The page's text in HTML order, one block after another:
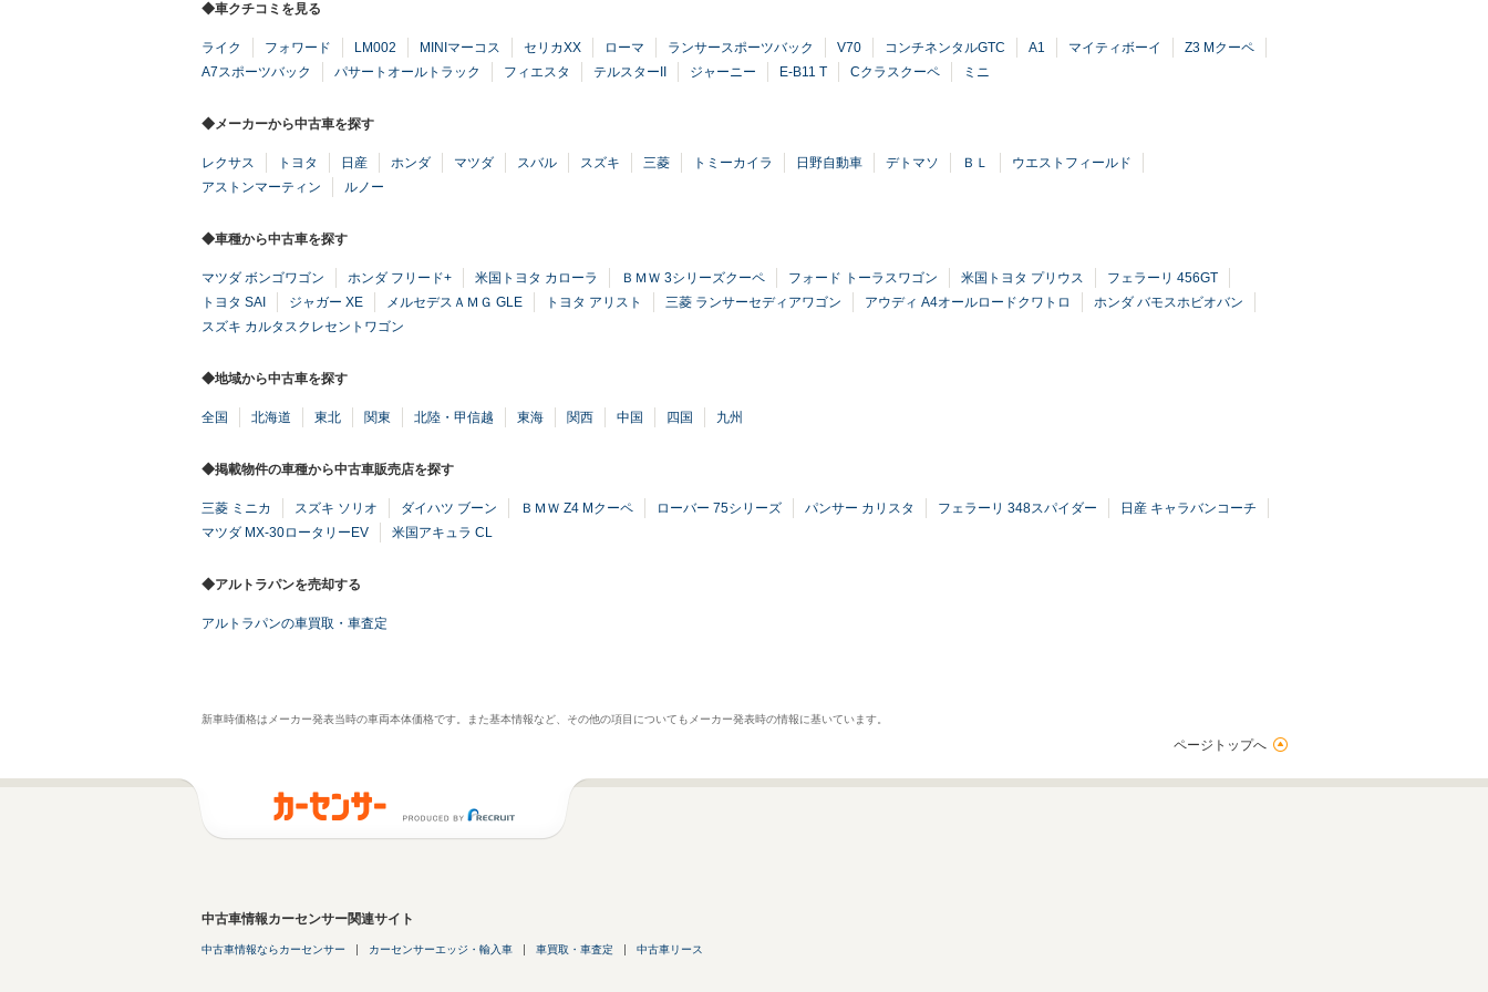
◆車クチコミを見る
ライク フォワード LM002 MINIマーコス セリカXX ローマ ランサースポーツバック V70 コンチネンタルGTC A1 マイティボーイ
Z3 Mクーペ
A7スポーツバック
パサートオールトラック フィエスタ テルスターII ジャーニー E-B11 T Cクラスクーペ ミニ
◆メーカーから中古車を探す
レクサス トヨタ 日産 ホンダ マツダ スバル スズキ 三菱 トミーカイラ 日野自動車 デトマソ ＢＬ
ウエストフィールド
アストンマーティン
ルノー
◆車種から中古車を探す
マツダ ボンゴワゴン ホンダ フリード+ 米国トヨタ カローラ ＢＭＷ 3シリーズクーペ フォード トーラスワゴン 米国トヨタ プリウス
フェラーリ 456GT
トヨタ SAI
ジャガー XE メルセデスＡＭＧ GLE トヨタ アリスト 三菱 ランサーセディアワゴン アウディ A4オールロードクワトロ
ホンダ バモスホビオバン
スズキ カルタスクレセントワゴン
◆地域から中古車を探す
全国 北海道 東北 関東 北陸・甲信越 東海 関西 中国 四国 九州
◆掲載物件の車種から中古車販売店を探す
三菱 ミニカ スズキ ソリオ ダイハツ ブーン ＢＭＷ Z4 Mクーペ ローバー 75シリーズ パンサー カリスタ フェラーリ 348スパイダー
日産 キャラバンコーチ
マツダ MX-30ロータリーEV
米国アキュラ CL
◆アルトラパンを売却する
アルトラパンの車買取・車査定
新車時価格はメーカー発表当時の車両本体価格です。また基本情報など、その他の項目についてもメーカー発表時の情報に基いています。
ページトップへ
中古車情報カーセンサー関連サイト
中古車情報ならカーセンサー カーセンサーエッジ・輸入車 車買取・車査定 中古車リース